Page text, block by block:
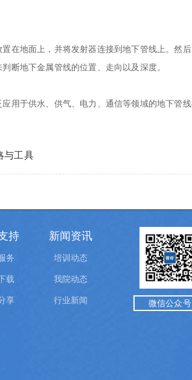
地面上，并将发射器连接到地下管线上。然
断地下金属管线的位置、走向以及深度。
于供水、供气、电力、通信等领域的地下管
与工具
持
务
载
享
新闻资讯
培训动态
我院动态
行业新闻
微信公众号